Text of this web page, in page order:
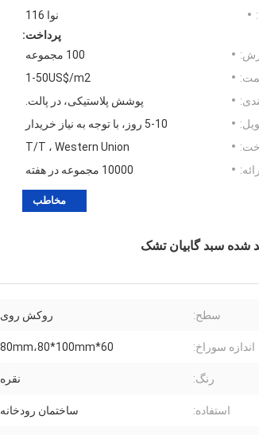
نوا 116
پرداخت:
100 مجموعه
1-50US$/m2
پوشش پلاستیکی، در پالت.
5-10 روز، با توجه به نیاز خریدار
T/T ، Western Union
10000 مجموعه در هفته
مخاطب
سطح: روکش روی
اندازه سوراخ: 60*80mm،80*100mm
رنگ: نقره
استفاده: ساختمان رودخانه